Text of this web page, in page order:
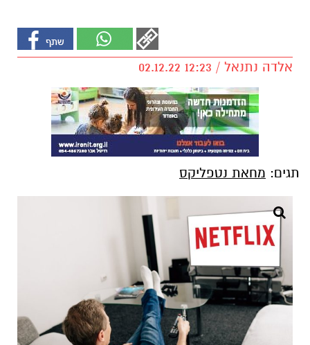
אלדה נתנאל / 12:23 02.12.22
תגים: מחאת נטפליקס